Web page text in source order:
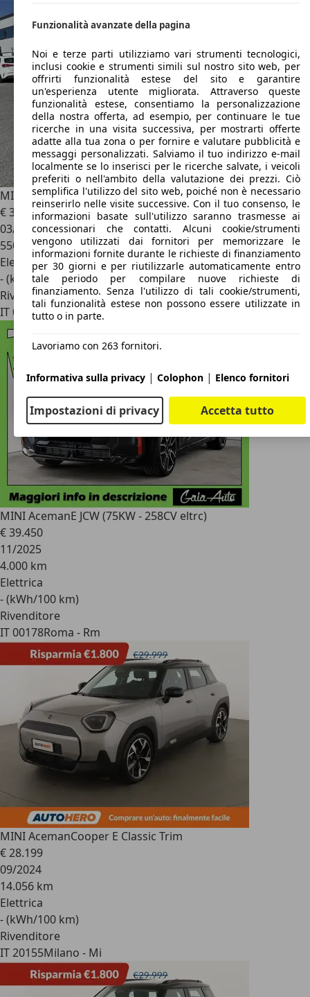
MINI AcemanSE JCW
€ 36.900
03/2025
550 km
Elettrica
- (kWh/100 km)
Rivenditore
IT 00013Fonte Nuova
MINI AcemanE JCW (75KW - 258CV eltrc)
€ 39.450
11/2025
4.000 km
Elettrica
- (kWh/100 km)
Rivenditore
IT 00178Roma - Rm
MINI AcemanCooper E Classic Trim
€ 28.199
09/2024
14.056 km
Elettrica
- (kWh/100 km)
Rivenditore
IT 20155Milano - Mi
Funzionalità avanzate della pagina
Noi e terze parti utilizziamo vari strumenti tecnologici,
inclusi cookie e strumenti simili sul nostro sito web, per
offrirti funzionalità estese del sito e garantire
un'esperienza utente migliorata. Attraverso queste
funzionalità estese, consentiamo la personalizzazione
della nostra offerta, ad esempio, per continuare le tue
ricerche in una visita successiva, per mostrarti offerte
adatte alla tua zona o per fornire e valutare pubblicità e
messaggi personalizzati. Salviamo il tuo indirizzo e-mail
localmente se lo inserisci per le ricerche salvate, i veicoli
preferiti o nell'ambito della valutazione dei prezzi. Ciò
semplifica l'utilizzo del sito web, poiché non è necessario
reinserirlo nelle visite successive. Con il tuo consenso, le
informazioni basate sull'utilizzo saranno trasmesse ai
concessionari che contatti. Alcuni cookie/strumenti
vengono utilizzati dai fornitori per memorizzare le
informazioni fornite durante le richieste di finanziamento
per 30 giorni e per riutilizzarle automaticamente entro
tale periodo per compilare nuove richieste di
finanziamento. Senza l'utilizzo di tali cookie/strumenti,
tali funzionalità estese non possono essere utilizzate in
tutto o in parte.
Lavoriamo con 263 fornitori.
Informativa sulla privacy | Colophon | Elenco fornitori
Impostazioni di privacy Accetta tutto